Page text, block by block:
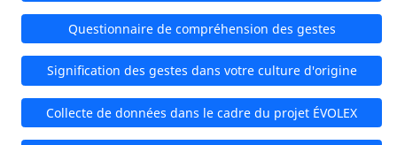
Questionnaire de compréhension des gestes
Signification des gestes dans votre culture d'origine
Collecte de données dans le cadre du projet ÉVOLEX